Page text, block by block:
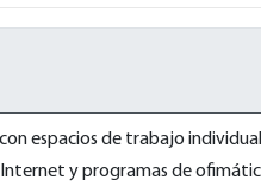
espacios de trabajo
Internet y programas de